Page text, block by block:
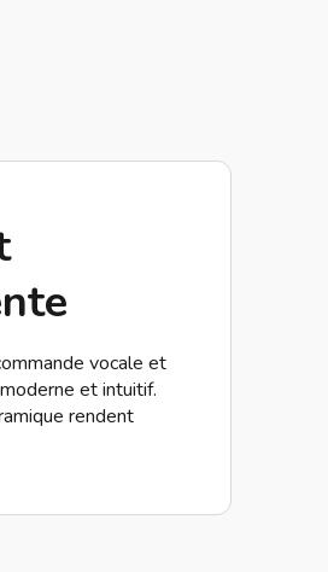
vocale et
et intuitif.
rendent